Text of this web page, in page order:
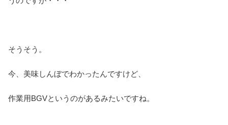
そうそう。
今、美味しんぼでわかったんですけど、
作業用BGVというのがあるみたいですね。